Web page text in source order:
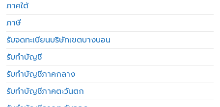
ภาคใต้
ภาษี
รับจดทะเบียนบริษัทเขตบางบอน
รับทำบัญชี
รับทำบัญชีภาคกลาง
รับทำบัญชีภาคตะวันตก